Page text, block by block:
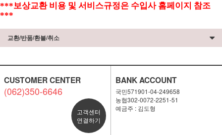
***보상교환 비용 및 서비스규정은 수입사 홈페이지 참조
***
교환/반품/환불/취소
CUSTOMER CENTER
(062)350-6646
고객센터
연결하기
BANK ACCOUNT
국민571901-04-249658
농협302-0072-2251-51
예금주 : 김도형